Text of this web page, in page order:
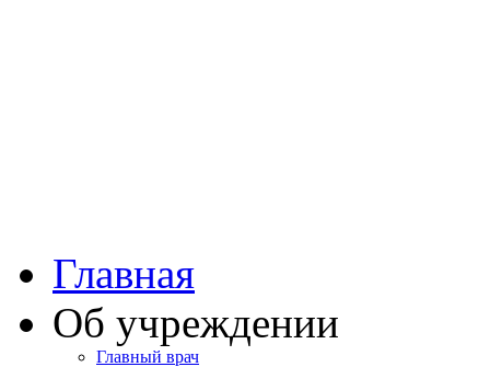
Главная
Об учреждении
Главный врач